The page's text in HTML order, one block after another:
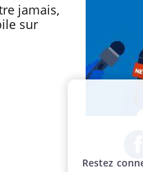
jamais,
sur
Restez